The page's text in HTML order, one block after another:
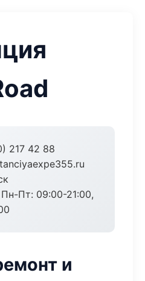
217 42 88
Пн-Пт: 09:00-21:00,
и